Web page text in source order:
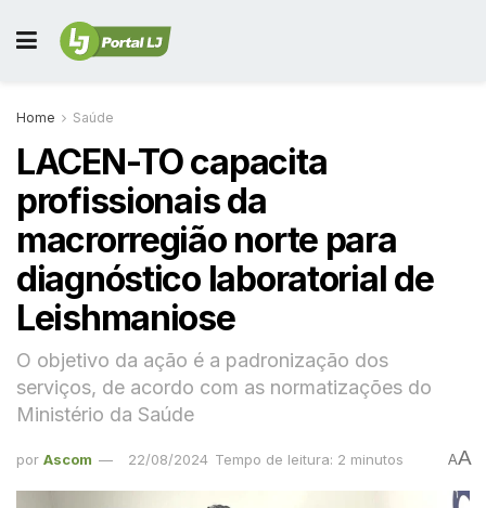
Home Saúde
LACEN-TO capacita
profissionais da
macrorregião norte para
diagnóstico laboratorial de
Leishmaniose
O objetivo da ação é a padronização dos
serviços, de acordo com as normatizações do
Ministério da Saúde
por Ascom 22/08/2024 Tempo de leitura: 2 minutos AA